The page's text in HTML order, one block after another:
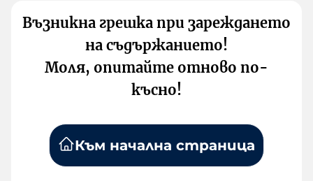
Възникна грешка при зареждането
на съдържанието!
Моля, опитайте отново по-
късно!
Към начална страница